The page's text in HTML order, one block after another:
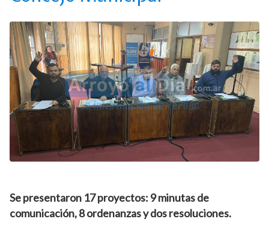
Se presentaron 17 proyectos: 9 minutas de
comunicación, 8 ordenanzas y dos resoluciones.